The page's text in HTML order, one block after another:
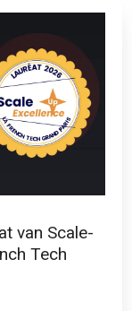
van Scale-
Tech